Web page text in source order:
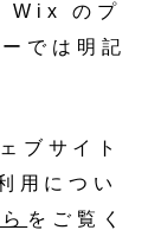
Wix のプ
では明記
ブサイト
用につい
をご覧く